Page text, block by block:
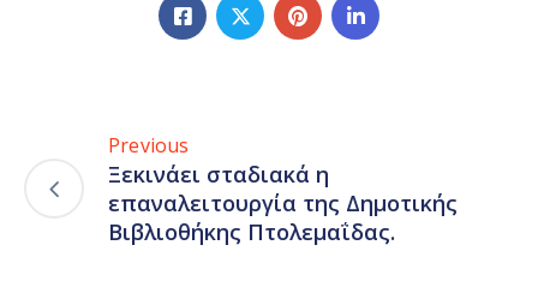
Previous
Ξεκινάει σταδιακά η
επαναλειτουργία της Δημοτικής
Βιβλιοθήκης Πτολεμαΐδας.